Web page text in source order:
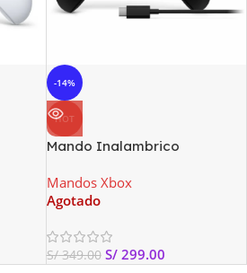
-14%
HOT
Mando Inalambrico
Bluetooth Color Carbon
(Plomo)
Mandos Xbox
Agotado
S/349.00 S/299.00